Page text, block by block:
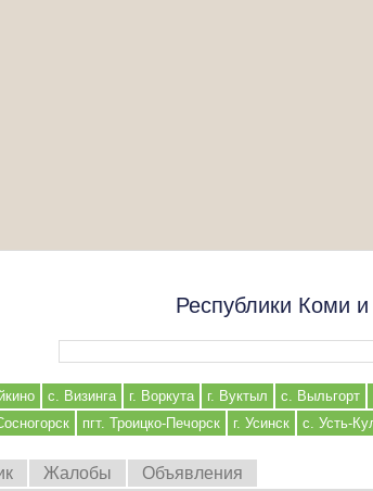
Республики Коми
с. Визинга г. Воркута г. Вуктыл с. Выльгорт
пгт. Троицко-Печорск г. Усинск с. Усть-
Жалобы Объявления